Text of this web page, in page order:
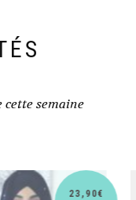
cette semaine
30,90€